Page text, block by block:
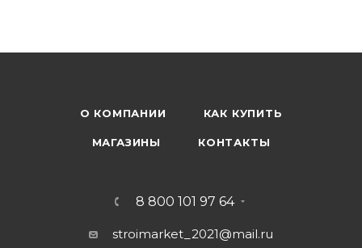
О КОМПАНИИ КАК КУПИТЬ
МАГАЗИНЫ КОНТАКТЫ
8 800 101 97 64
stroimarket_2021@mail.ru